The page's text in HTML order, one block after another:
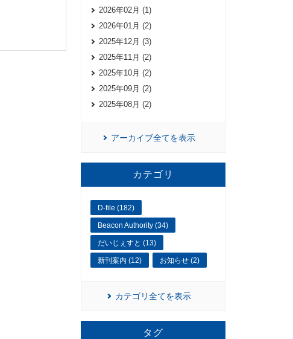
2026年02月 (1)
2026年01月 (2)
2025年12月 (3)
2025年11月 (2)
2025年10月 (2)
2025年09月 (2)
2025年08月 (2)
アーカイブ全てを表示
カテゴリ
D-file (182)
Beacon Authority (34)
だいじぇすと (13)
新刊案内 (12) お知らせ (2)
カテゴリ全てを表示
タグ